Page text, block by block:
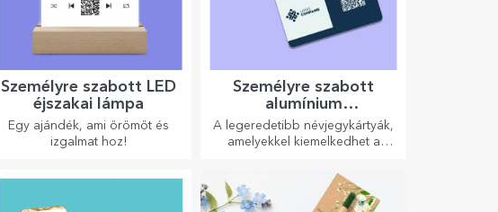
Személyre szabott LED
éjszakai lámpa
Egy ajándék, ami örömöt és
izgalmat hoz!
Személyre szabott
alumínium
névjegykártyák
A legeredetibb névjegykártyák,
amelyekkel kiemelkedhet a